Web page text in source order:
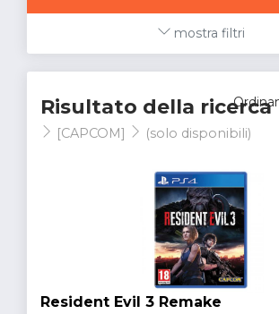
mostra filtri
Risultato della ricerca
[CAPCOM] (solo disponibili)
Resident Evil 3 Remake